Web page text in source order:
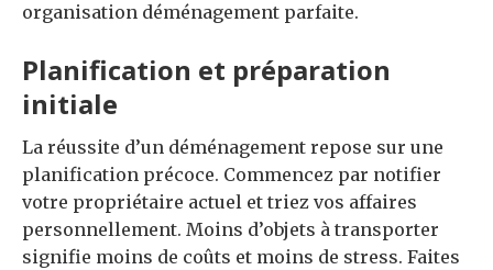
organisation déménagement parfaite.
Planification et préparation
initiale
La réussite d’un déménagement repose sur une
planification précoce. Commencez par notifier
votre propriétaire actuel et triez vos affaires
personnellement. Moins d’objets à transporter
signifie moins de coûts et moins de stress. Faites